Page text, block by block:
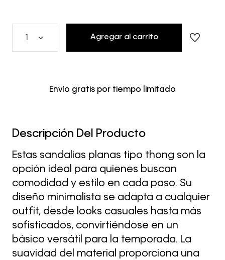
Agregar al carrito
Envío gratis por tiempo limitado
Descripción Del Producto
Estas sandalias planas tipo thong son la
opción ideal para quienes buscan
comodidad y estilo en cada paso. Su
diseño minimalista se adapta a cualquier
outfit, desde looks casuales hasta más
sofisticados, convirtiéndose en un
básico versátil para la temporada. La
suavidad del material proporciona una